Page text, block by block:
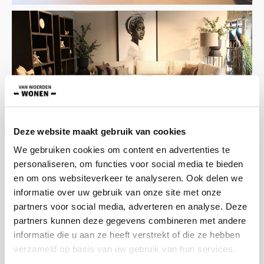
Deze website maakt gebruik van cookies
We gebruiken cookies om content en advertenties te
personaliseren, om functies voor social media te bieden
en om ons websiteverkeer te analyseren. Ook delen we
informatie over uw gebruik van onze site met onze
partners voor social media, adverteren en analyse. Deze
partners kunnen deze gegevens combineren met andere
informatie die u aan ze heeft verstrekt of die ze hebben
verzameld op basis van uw gebruik van hun services.